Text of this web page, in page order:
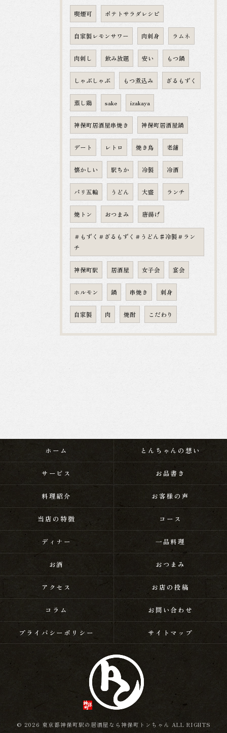
喫煙可 ポテトサラダレシピ
自家製レモンサワー 肉刺身 ラムネ
肉刺し 飲み放題 安い もつ鍋
しゃぶしゃぶ もつ煮込み ざるもずく
蒸し鶏 sake izakaya
神保町居酒屋串焼き 神保町居酒屋鍋
デート レトロ 焼き鳥 老舗
懐かしい 駅ちか 冷製 冷酒
パリ五輪 うどん 大盛 ランチ
焼トン おつまみ 唐揚げ
＃もずく＃ざるもずく＃うどん♯冷製＃ラン
チ
神保町駅 居酒屋 女子会 宴会
ホルモン 鍋 串焼き 刺身
自家製 肉 焼酎 こだわり
ホーム とんちゃんの想い
サービス お品書き
料理紹介 お客様の声
当店の特徴 コース
ディナー 一品料理
お酒 おつまみ
アクセス お店の投稿
コラム お問い合わせ
プライバシーポリシー サイトマップ
© 2026 東京都神保町駅の居酒屋なら神保町トンちゃん ALL RIGHTS